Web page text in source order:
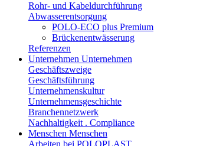
Rohr- und Kabeldurchführung
Abwasserentsorgung
POLO-ECO plus Premium
Brückenentwässerung
Referenzen
Unternehmen Unternehmen
Geschäftszweige
Geschäftsführung
Unternehmenskultur
Unternehmensgeschichte
Branchennetzwerk
Nachhaltigkeit . Compliance
Menschen Menschen